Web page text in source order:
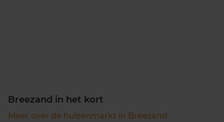
Breezand in het kort
Meer over de huizenmarkt in Breezand